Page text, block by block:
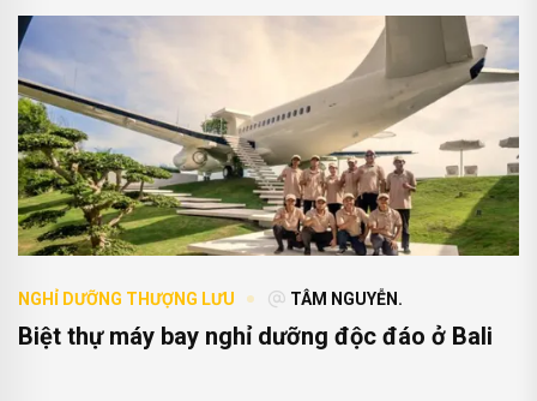
NGHỈ DƯỠNG THƯỢNG LƯU TÂM NGUYỄN.
Biệt thự máy bay nghỉ dưỡng độc đáo ở Bali